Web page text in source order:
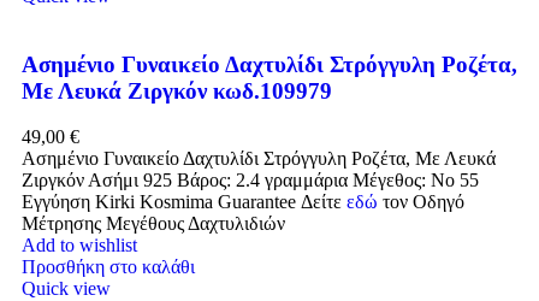
Ασημένιο Γυναικείο Δαχτυλίδι Στρόγγυλη Ροζέτα,
Με Λευκά Ζιργκόν κωδ.109979
49,00 €
Ασημένιο Γυναικείο Δαχτυλίδι Στρόγγυλη Ροζέτα, Με Λευκά
Ζιργκόν Ασήμι 925 Βάρος: 2.4 γραμμάρια Μέγεθος: No 55
Εγγύηση Kirki Kosmima Guarantee Δείτε εδώ τον Οδηγό
Μέτρησης Μεγέθους Δαχτυλιδιών
Add to wishlist
Προσθήκη στο καλάθι
Quick view